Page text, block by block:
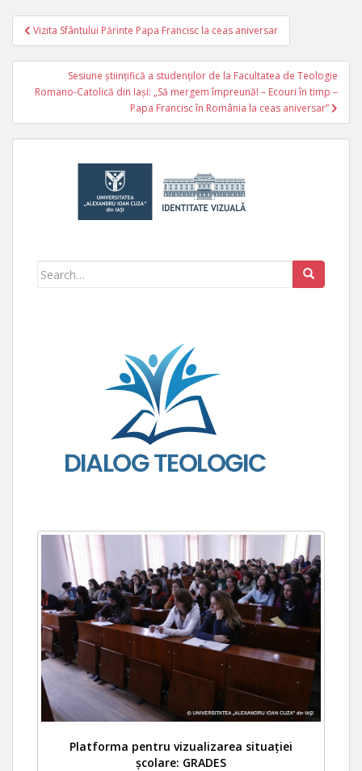
Navigare în articole
Vizita Sfântului Părinte Papa Francisc la ceas aniversar
Sesiune științifică a studenților de la Facultatea de Teologie
Romano-Catolică din Iași: „Să mergem împreună! – Ecouri în timp –
Papa Francisc în România la ceas aniversar”
Search for:
Platforma pentru vizualizarea situației
școlare: GRADES